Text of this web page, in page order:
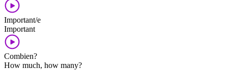
Important/e
Important
Combien?
How much, how many?